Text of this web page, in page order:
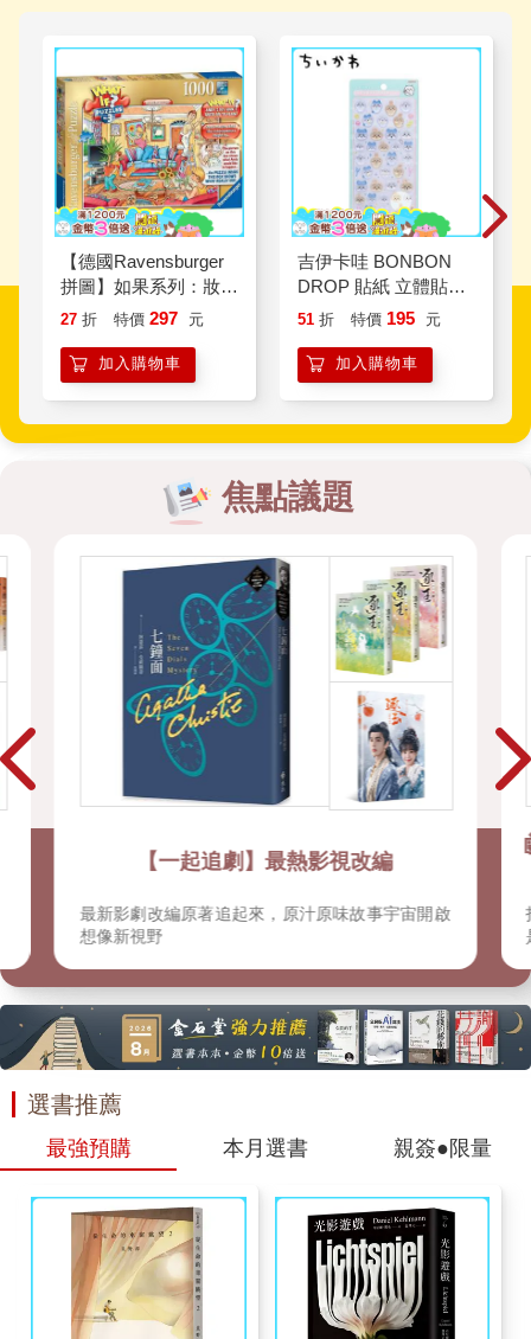
【德國Ravensburger
拼圖】如果系列：妝點
客廳－1000片What If?
27 折 特價 297 元
加入購物車
吉伊卡哇 BONBON
DROP 貼紙 立體貼紙
水晶貼紙 手帳貼 裝飾
兔兔 Chiikawa
51 折 特價 195 元
加入購物車
焦點議題
🤖【會用AI Prompt的人，正在悄悄超車
你】
打字就能當導演、寫劇本就能變畫家！現在的AI不
是技術，是人人都該學的工作超能力。要成為自媒
選書推薦
最強預購 本月選書 親簽●限量